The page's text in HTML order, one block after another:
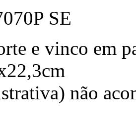
SE
e vinco em
não